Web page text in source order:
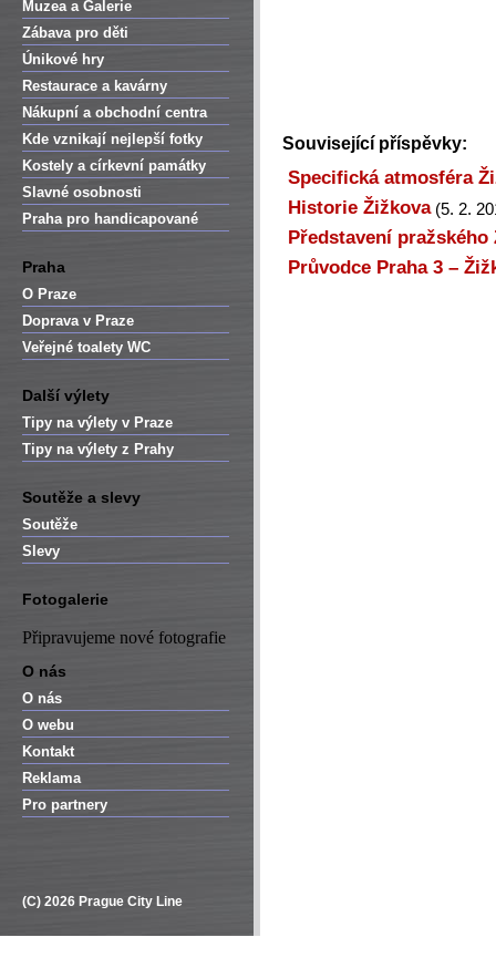
Muzea a Galerie
Zábava pro děti
Únikové hry
Restaurace a kavárny
Nákupní a obchodní centra
Kde vznikají nejlepší fotky
Kostely a církevní památky
Slavné osobnosti
Praha pro handicapované
Praha
O Praze
Doprava v Praze
Veřejné toalety WC
Další výlety
Tipy na výlety v Praze
Tipy na výlety z Prahy
Soutěže a slevy
Soutěže
Slevy
Fotogalerie
Připravujeme nové fotografie
O nás
O nás
O webu
Kontakt
Reklama
Pro partnery
(C) 2026 Prague City Line
Související příspěvky:
Specifická atmosféra
Historie Žižkova(5. 2.
Představení pražského
Průvodce Praha 3 –